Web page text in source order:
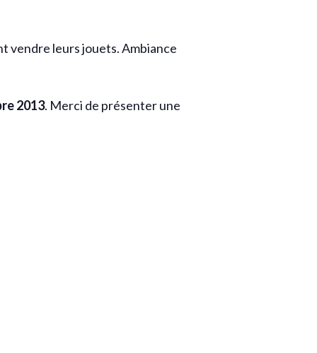
vendre leurs jouets. Ambiance
2013. Merci de présenter une